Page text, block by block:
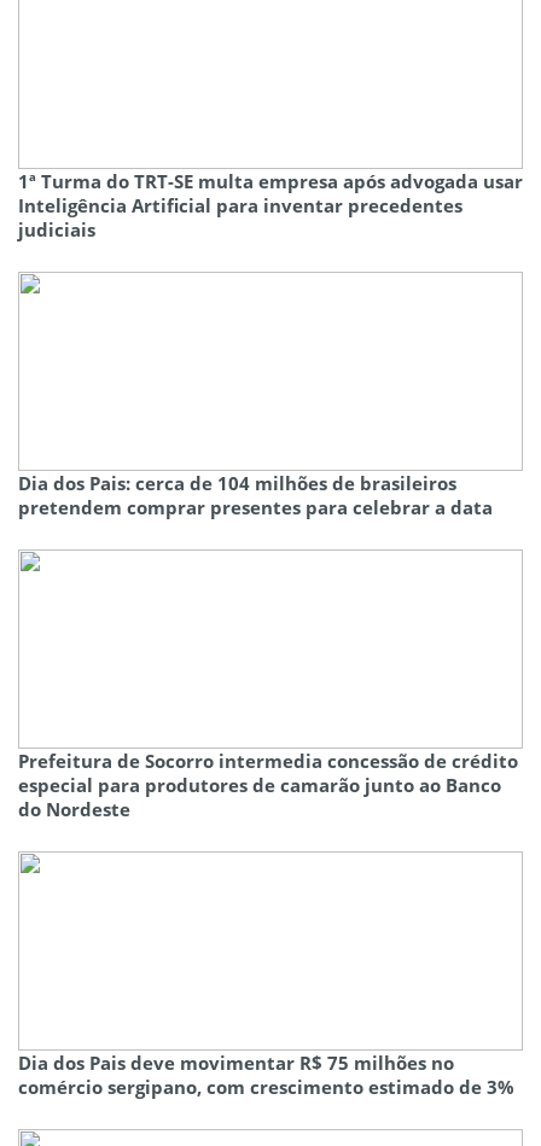
1ª Turma do TRT-SE multa empresa após advogada usar
Inteligência Artificial para inventar precedentes
judiciais
Dia dos Pais: cerca de 104 milhões de brasileiros
pretendem comprar presentes para celebrar a data
Prefeitura de Socorro intermedia concessão de crédito
especial para produtores de camarão junto ao Banco
do Nordeste
Dia dos Pais deve movimentar R$ 75 milhões no
comércio sergipano, com crescimento estimado de 3%